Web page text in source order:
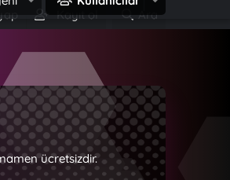
Kayıt ol Ara
ücretsizdir.